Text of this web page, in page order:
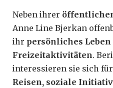
Neben ihrer
Anne Line Bjerkan
ihr persönliches
Freizeitaktivitäten.
interessieren sie sich
Reisen, soziale